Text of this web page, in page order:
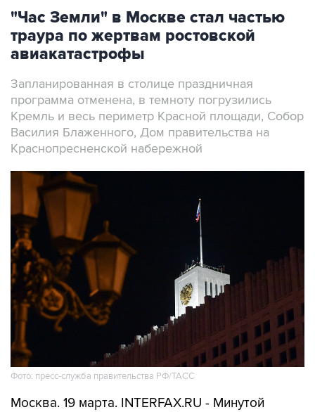
"Час Земли" в Москве стал частью
траура по жертвам ростовской
авиакатастрофы
Запланированная в столице праздничная
программа отменена, в темноту погрузились
Кремль и весь периметр Красной площади, Собор
Василия Блаженного, Дом правительства на
Краснопресненской набережной
Фото: пресс-служба правительства РФ/ТАСС
Москва. 19 марта. INTERFAX.RU - Минутой